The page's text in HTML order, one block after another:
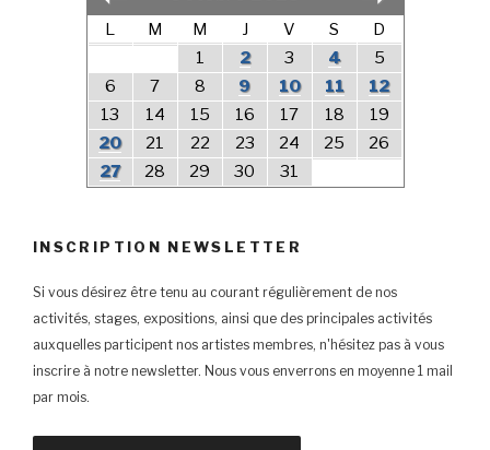
L M M J V S
D
1
2 3 4
5
6
7 8 9 10 11
12
13
14 15 16 17 18
19
20
21 22 23 24 25
26
27
28 29 30 31
INSCRIPTION NEWSLETTER
Si vous désirez être tenu au courant régulièrement de nos
activités, stages, expositions, ainsi que des principales activités
auxquelles participent nos artistes membres, n'hésitez pas à vous
inscrire à notre newsletter. Nous vous enverrons en moyenne 1 mail
par mois.